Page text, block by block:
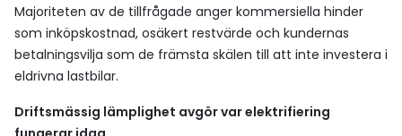
Majoriteten av de tillfrågade anger kommersiella hinder
som inköpskostnad, osäkert restvärde och kundernas
betalningsvilja som de främsta skälen till att inte investera i
eldrivna lastbilar.
Driftsmässig lämplighet avgör var elektrifiering